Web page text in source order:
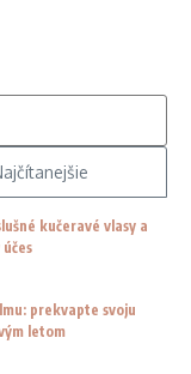
kučeravé vlasy a
prekvapte svoju
letom